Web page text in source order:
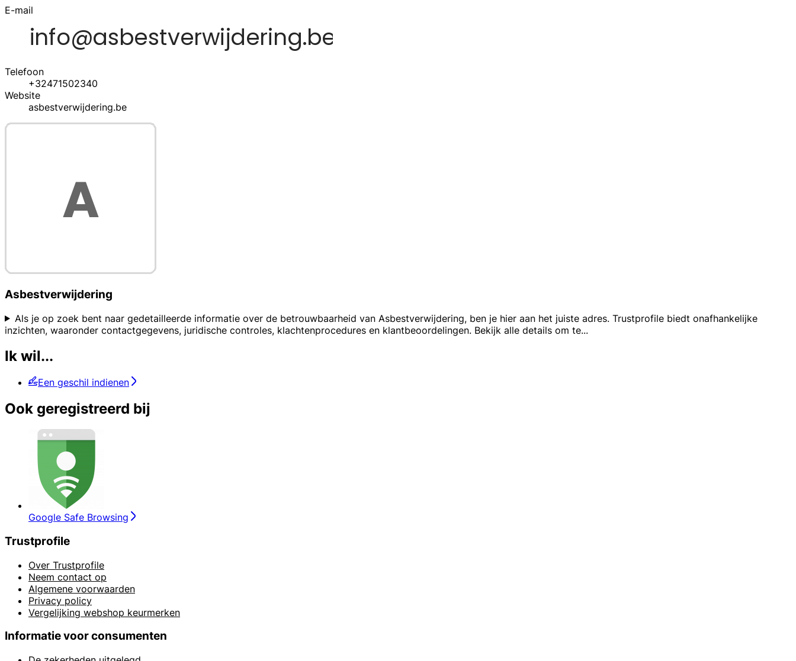
E-mail
Telefoon
+32471502340
Website
asbestverwijdering.be
Asbestverwijdering
Als je op zoek bent naar gedetailleerde informatie over de betrouwbaarheid van Asbestverwijdering, ben je hier aan het juiste adres. Trustprofile biedt onafhankelijke
inzichten, waaronder contactgegevens, juridische controles, klachtenprocedures en klantbeoordelingen. Bekijk alle details om te...
Ik wil...
Een geschil indienen
Ook geregistreerd bij
Google Safe Browsing
Trustprofile
Over Trustprofile
Neem contact op
Algemene voorwaarden
Privacy policy
Vergelijking webshop keurmerken
Informatie voor consumenten